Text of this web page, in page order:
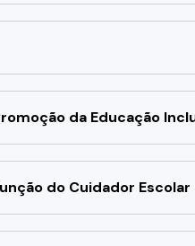
da Educação
do Cuidador Escolar